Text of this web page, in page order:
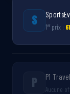
S 1er prix :
P P1 Travel
Aucune